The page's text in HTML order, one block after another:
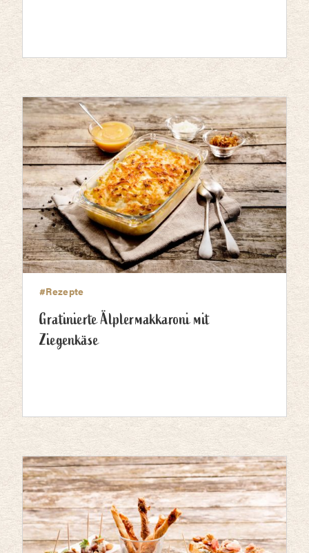
#Rezepte
Gratinierte Älplermakkaroni mit
Ziegenkäse